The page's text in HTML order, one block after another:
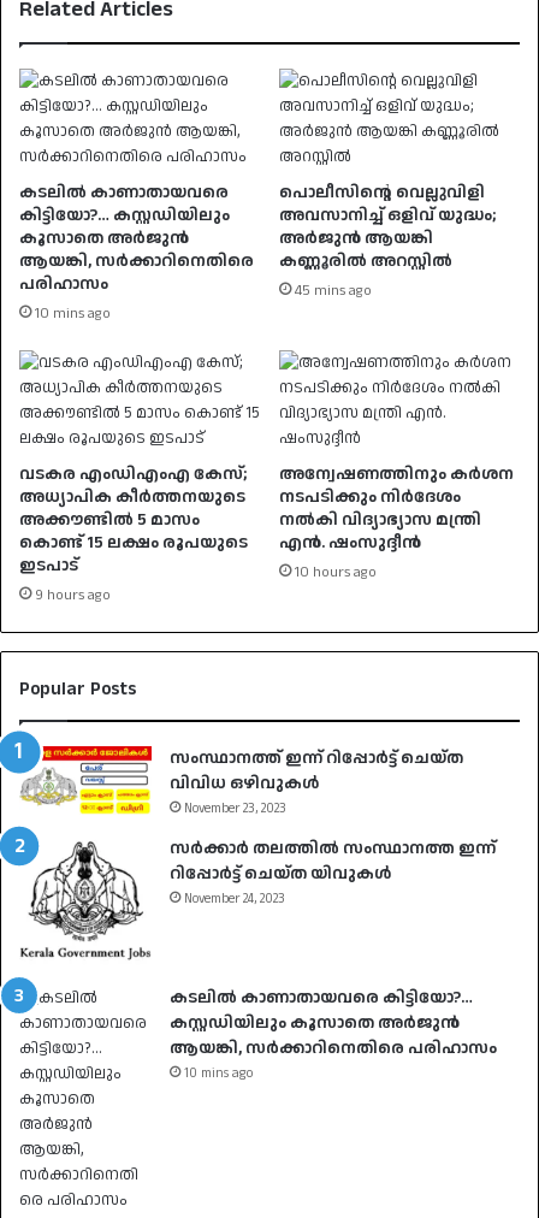
Related Articles
കടലില്‍ കാണാതായവരെ
കിട്ടിയോ?… കസ്റ്റഡിയിലും
കൂസാതെ അർജുൻ
ആയങ്കി, സർക്കാറിനെതിരെ
പരിഹാസം
10 mins ago
പൊലീസിന്റെ വെല്ലുവിളി
അവസാനിച്ച് ഒളിവ് യുദ്ധം;
അർജുൻ ആയങ്കി
കണ്ണൂരിൽ അറസ്റ്റിൽ
45 mins ago
വടകര എംഡിഎംഎ കേസ്;
അധ്യാപിക കീർത്തനയുടെ
അക്കൗണ്ടിൽ 5 മാസം
കൊണ്ട് 15 ലക്ഷം രൂപയുടെ
ഇടപാട്
9 hours ago
അന്വേഷണത്തിനും കർശന
നടപടിക്കും നിർദേശം
നൽകി വിദ്യാഭ്യാസ മന്ത്രി
എൻ. ഷംസുദ്ദീൻ
10 hours ago
Popular Posts
സംസ്ഥാനത്ത് ഇന്ന് റിപ്പോർട്ട് ചെയ്ത
വിവിധ ഒഴിവുകൾ
November 23, 2023
സർക്കാർ തലത്തിൽ സംസ്ഥാനത്ത ഇന്ന്
റിപ്പോർട്ട് ചെയ്ത യിവുകൾ
November 24, 2023
കടലില്‍ കാണാതായവരെ കിട്ടിയോ?…
കസ്റ്റഡിയിലും കൂസാതെ അർജുൻ
ആയങ്കി, സർക്കാറിനെതിരെ പരിഹാസം
10 mins ago